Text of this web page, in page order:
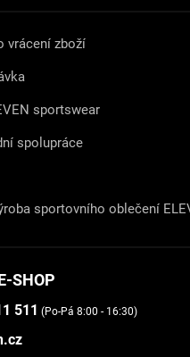
vrácení zboží
sportswear
spolupráce
sportovního oblečení
SHOP
511 (Po-Pá 8:00 - 16:30)